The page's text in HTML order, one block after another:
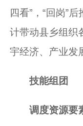
四看”，“回岗”
计带动县乡组织
宇经济、产业发
技能组团
调度资源要